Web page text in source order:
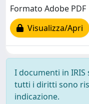
Formato Adobe PDF
Visualizza/Apri
I documenti in
tutti i diritti sono
indicazione.